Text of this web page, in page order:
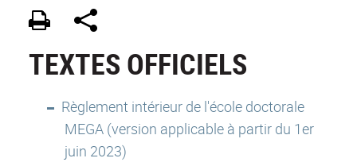
TEXTES OFFICIELS
Règlement intérieur de l'école doctorale
MEGA (version applicable à partir du 1er
juin 2023)